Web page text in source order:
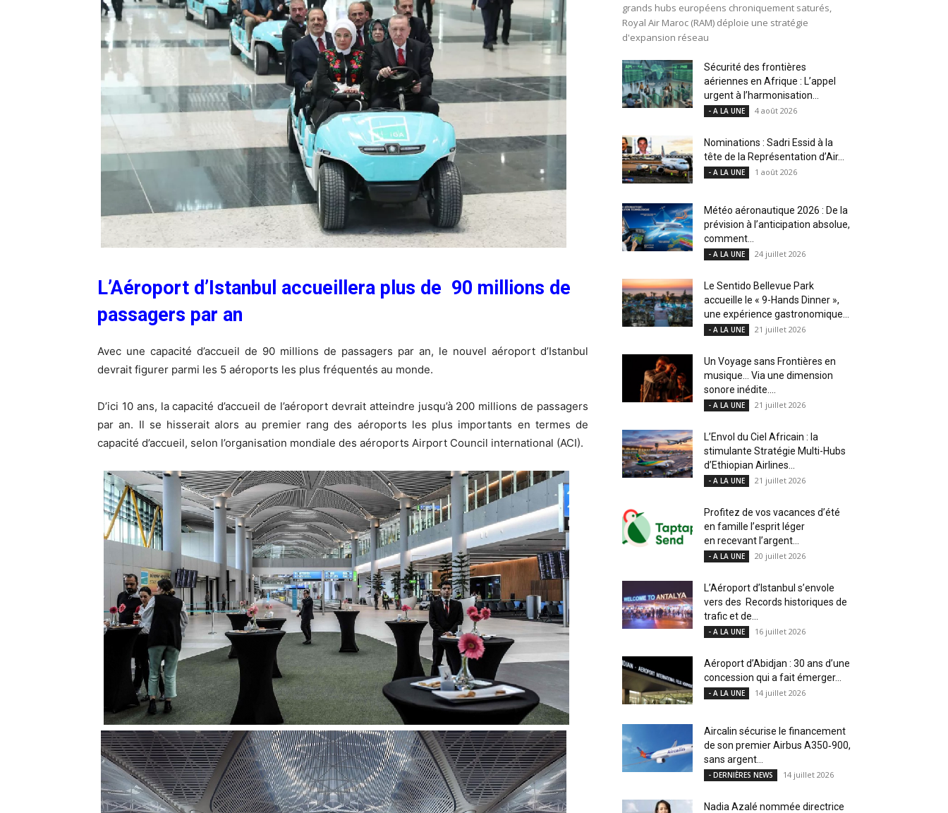
L’Aéroport d’Istanbul accueillera plus de 90 millions de
passagers par an
Avec une capacité d’accueil de 90 millions de passagers par an, le nouvel aéroport d’Istanbul
devrait figurer parmi les 5 aéroports les plus fréquentés au monde.
D’ici 10 ans, la capacité d’accueil de l’aéroport devrait atteindre jusqu’à 200 millions de passagers
par an. Il se hisserait alors au premier rang des aéroports les plus importants en termes de
capacité d’accueil, selon l’organisation mondiale des aéroports Airport Council international (ACI).
grands hubs européens chroniquement saturés,
Royal Air Maroc (RAM) déploie une stratégie
d'expansion réseau
Sécurité des frontières
aériennes en Afrique : L’appel
urgent à l’harmonisation...
- A LA UNE 4 août 2026
Nominations : Sadri Essid à la
tête de la Représentation d’Air...
- A LA UNE 1 août 2026
Météo aéronautique 2026 : De la
prévision à l’anticipation absolue,
comment...
- A LA UNE 24 juillet 2026
Le Sentido Bellevue Park
accueille le « 9-Hands Dinner »,
une expérience gastronomique...
- A LA UNE 21 juillet 2026
Un Voyage sans Frontières en
musique… Via une dimension
sonore inédite....
- A LA UNE 21 juillet 2026
L’Envol du Ciel Africain : la
stimulante Stratégie Multi-Hubs
d’Ethiopian Airlines...
- A LA UNE 21 juillet 2026
Profitez de vos vacances d’été
en famille l’esprit léger
en recevant l’argent...
- A LA UNE 20 juillet 2026
L’Aéroport d’Istanbul s’envole
vers des Records historiques de
trafic et de...
- A LA UNE 16 juillet 2026
Aéroport d’Abidjan : 30 ans d’une
concession qui a fait émerger...
- A LA UNE 14 juillet 2026
Aircalin sécurise le financement
de son premier Airbus A350‑900,
sans argent...
- DERNIÈRES NEWS 14 juillet 2026
Nadia Azalé nommée directrice